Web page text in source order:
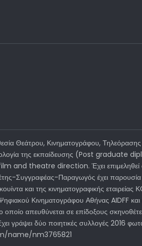
Θεάτρου, Κινηματογράφου,
της εκπαίδευσης (Post
theatre direction. Έχει επιμεληθεί
Συγγραφέας-Παραγωγός έχει
και της κινηματογραφικής
Κινηματογράφου Αθήνας AIDFF και
απευθύνεται σε επίδοξους
γράψει δύο ποιητικές συλλογές 2016
name/nm3765821